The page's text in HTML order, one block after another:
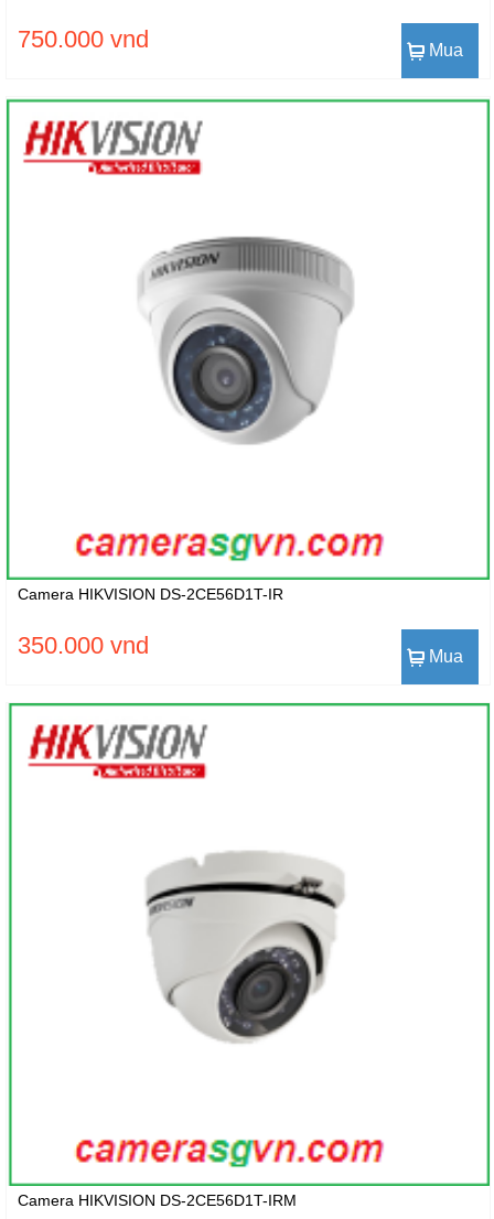
750.000 vnd Mua
Camera HIKVISION DS-2CE56D1T-IR
350.000 vnd Mua
Camera HIKVISION DS-2CE56D1T-IRM